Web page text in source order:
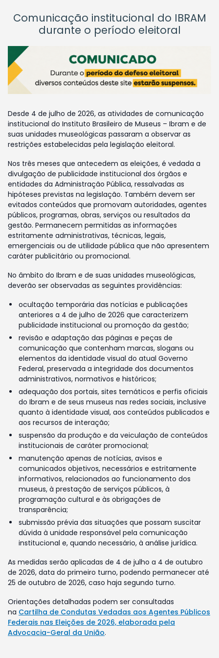
Comunicação institucional do IBRAM
durante o período eleitoral
Desde 4 de julho de 2026, as atividades de comunicação
institucional do Instituto Brasileiro de Museus – Ibram e de
suas unidades museológicas passaram a observar as
restrições estabelecidas pela legislação eleitoral.
Nos três meses que antecedem as eleições, é vedada a
divulgação de publicidade institucional dos órgãos e
entidades da Administração Pública, ressalvadas as
hipóteses previstas na legislação. Também devem ser
evitados conteúdos que promovam autoridades, agentes
públicos, programas, obras, serviços ou resultados da
gestão. Permanecem permitidas as informações
estritamente administrativas, técnicas, legais,
emergenciais ou de utilidade pública que não apresentem
caráter publicitário ou promocional.
No âmbito do Ibram e de suas unidades museológicas,
deverão ser observadas as seguintes providências:
ocultação temporária das notícias e publicações
anteriores a 4 de julho de 2026 que caracterizem
publicidade institucional ou promoção da gestão;
revisão e adaptação das páginas e peças de
comunicação que contenham marcas, slogans ou
elementos da identidade visual do atual Governo
Federal, preservada a integridade dos documentos
administrativos, normativos e históricos;
adequação dos portais, sites temáticos e perfis oficiais
do Ibram e de seus museus nas redes sociais, inclusive
quanto à identidade visual, aos conteúdos publicados e
aos recursos de interação;
suspensão da produção e da veiculação de conteúdos
institucionais de caráter promocional;
manutenção apenas de notícias, avisos e
comunicados objetivos, necessários e estritamente
informativos, relacionados ao funcionamento dos
museus, à prestação de serviços públicos, à
programação cultural e às obrigações de
transparência;
submissão prévia das situações que possam suscitar
dúvida à unidade responsável pela comunicação
institucional e, quando necessário, à análise jurídica.
As medidas serão aplicadas de 4 de julho a 4 de outubro
de 2026, data do primeiro turno, podendo permanecer até
25 de outubro de 2026, caso haja segundo turno.
Orientações detalhadas podem ser consultadas
na Cartilha de Condutas Vedadas aos Agentes Públicos
Federais nas Eleições de 2026, elaborada pela
Advocacia-Geral da União.